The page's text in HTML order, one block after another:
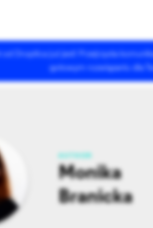
od Droptica już jest! Przejrzysta
gotowym rozwiązaniu dla
Usługi Drupala
Monika
Branicka